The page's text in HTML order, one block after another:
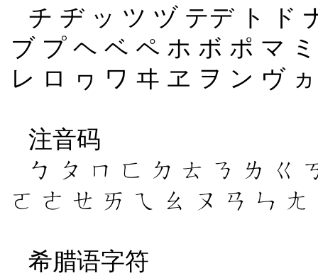
チ ヂ ッ ツ ヅ テデ ト ド
ブ プ ヘ ベ ペ ホ ボ ポ マ
レ ロ ヮ ワ ヰ ヱ ヲ ン ヴ
注音码
ㄅ ㄆ ㄇ ㄈ ㄉ ㄊ ㄋ ㄌ ㄍ
ㄛ ㄜ ㄝ ㄞ ㄟ ㄠ ㄡ ㄢ ㄣ
希腊语字符